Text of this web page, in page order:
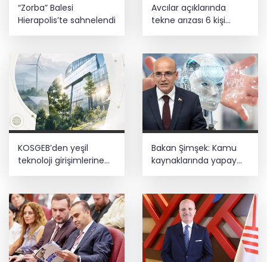
“Zorba” Balesi
Hierapolis’te sahnelendi
Avcılar açıklarında
tekne arızası 6 kişi
KOSGEB’den yeşil
teknoloji girişimlerine
Bakan Şimşek: Kamu
kaynaklarında yapay